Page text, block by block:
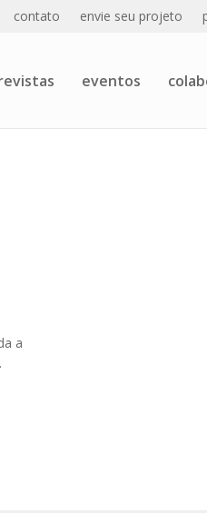
contato envie seu projeto
eventos
a